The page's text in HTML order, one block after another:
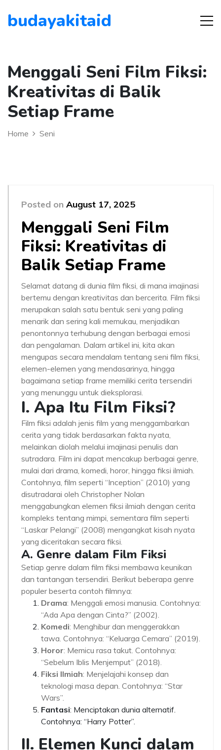
budayakitaid
Menggali Seni Film Fiksi:
Kreativitas di Balik
Setiap Frame
Home Seni
Posted on August 17, 2025
Menggali Seni Film
Fiksi: Kreativitas di
Balik Setiap Frame
Selamat datang di dunia film fiksi, di mana imajinasi
bertemu dengan kreativitas dan bercerita. Film fiksi
merupakan salah satu bentuk seni yang paling
menarik dan sering kali memukau, menjadikan
penontonnya terhubung dengan berbagai emosi
dan pengalaman. Dalam artikel ini, kita akan
mengupas secara mendalam tentang seni film fiksi,
elemen-elemen yang mendasarinya, hingga
bagaimana setiap frame memiliki cerita tersendiri
yang menunggu untuk dieksplorasi.
I. Apa Itu Film Fiksi?
Film fiksi adalah jenis film yang menggambarkan
cerita yang tidak berdasarkan fakta nyata,
melainkan diolah melalui imajinasi penulis dan
sutradara. Film ini dapat mencakup berbagai genre,
mulai dari drama, komedi, horor, hingga fiksi ilmiah.
Contohnya, film seperti “Inception” (2010) yang
disutradarai oleh Christopher Nolan
menggabungkan elemen fiksi ilmiah dengan cerita
kompleks tentang mimpi, sementara film seperti
“Laskar Pelangi” (2008) mengangkat kisah nyata
yang diceritakan secara fiksi.
A. Genre dalam Film Fiksi
Setiap genre dalam film fiksi membawa keunikan
dan tantangan tersendiri. Berikut beberapa genre
populer beserta contoh filmnya:
Drama: Menggali emosi manusia. Contohnya:
“Ada Apa dengan Cinta?” (2002).
Komedi: Menghibur dan menggerakkan
tawa. Contohnya: “Keluarga Cemara” (2019).
Horor: Memicu rasa takut. Contohnya:
“Sebelum Iblis Menjemput” (2018).
Fiksi Ilmiah: Menjelajahi konsep dan
teknologi masa depan. Contohnya: “Star
Wars”.
Fantasi: Menciptakan dunia alternatif.
Contohnya: “Harry Potter”.
II. Elemen Kunci dalam